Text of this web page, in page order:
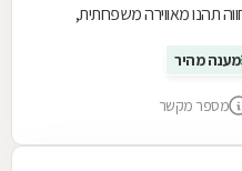
תהנו מאווירה משפחתית,
מענה מהיר
מספר מקשר